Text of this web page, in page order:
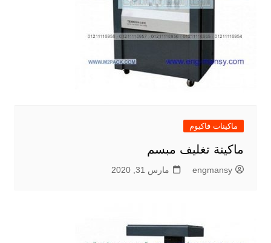
ماكينات فاكيوم
ماكينة تغليف مبسم
engmansy مارس 31, 2020